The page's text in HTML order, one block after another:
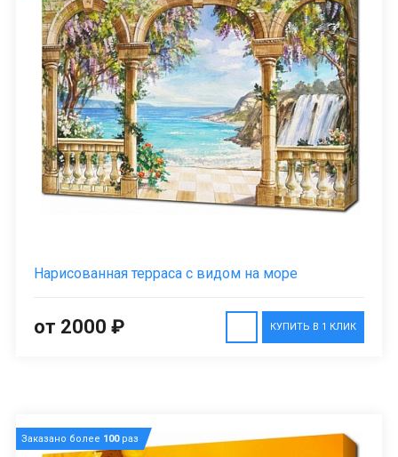
Нарисованная терраса с видом на море
КУПИТЬ В 1 КЛИК
от 2000 ₽
Заказано более 100раз